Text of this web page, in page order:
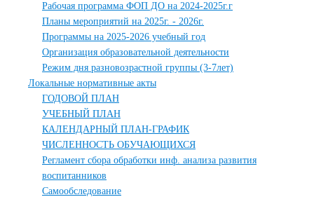
Рабочая программа ФОП ДО на 2024-2025г.г
Планы мероприятий на 2025г. - 2026г.
Программы на 2025-2026 учебный год
Организация образовательной деятельности
Режим дня разновозрастной группы (3-7лет)
Локальные нормативные акты
ГОДОВОЙ ПЛАН
УЧЕБНЫЙ ПЛАН
КАЛЕНДАРНЫЙ ПЛАН-ГРАФИК
ЧИСЛЕННОСТЬ ОБУЧАЮЩИХСЯ
Регламент сбора обработки инф. анализа развития
воспитанников
Самообследование